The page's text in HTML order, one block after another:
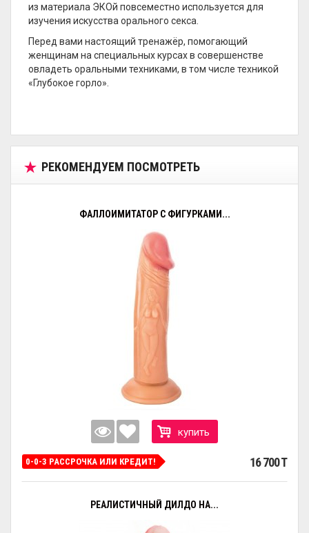
из материала ЭКОй повсеместно используется для
изучения искусства орального секса.
Перед вами настоящий тренажёр, помогающий
женщинам на специальных курсах в совершенстве
овладеть оральными техниками, в том числе техникой
«Глубокое горло».
РЕКОМЕНДУЕМ ПОСМОТРЕТЬ
ФАЛЛОИМИТАТОР С ФИГУРКАМИ...
купить
0-0-3 РАССРОЧКА ИЛИ КРЕДИТ! 16 700 T
РЕАЛИСТИЧНЫЙ ДИЛДО НА...